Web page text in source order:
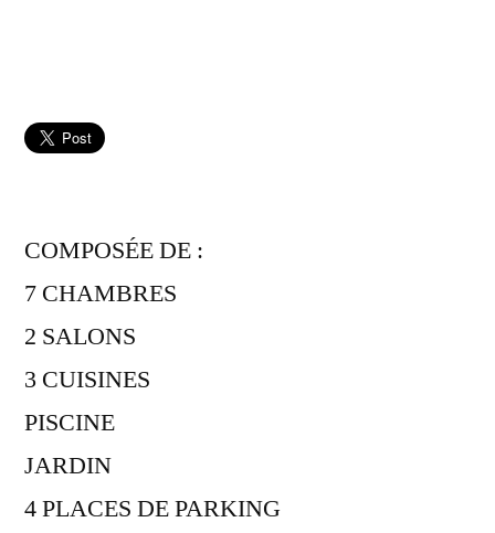
COMPOSÉE DE :
7 CHAMBRES
2 SALONS
3 CUISINES
PISCINE
JARDIN
4 PLACES DE PARKING